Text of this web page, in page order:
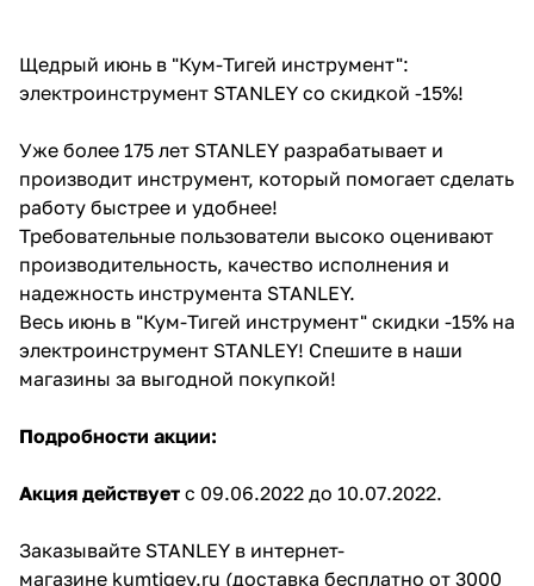
Щедрый июнь в "Кум-Тигей инструмент":
электроинструмент STANLEY со скидкой -15%!
Уже более 175 лет STANLEY разрабатывает и
производит инструмент, который помогает сделать
работу быстрее и удобнее!
Требовательные пользователи высоко оценивают
производительность, качество исполнения и
надежность инструмента STANLEY.
Весь июнь в "Кум-Тигей инструмент" скидки -15% на
электроинструмент STANLEY! Спешите в наши
магазины за выгодной покупкой!
Подробности акции:
Акция действует с 09.06.2022 до 10.07.2022.
Заказывайте STANLEY в интернет-
магазине kumtigey.ru (доставка бесплатно от 3000
Сегодня
25%
Добавляйте товары
в корзину
Оплачивайте сегодня только
25% картой любого банка
выбранный способом
Оставшиеся
списыватьсяс вашей карты
25 каждые 2 недели